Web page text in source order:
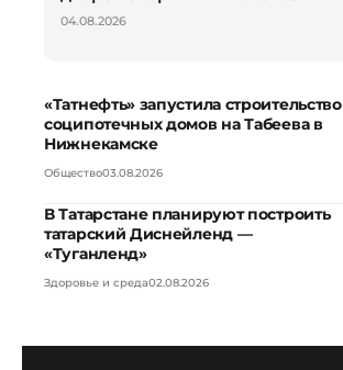
04.08.2026
«Татнефть» запустила строительство
соципотечных домов на Табеева в
Нижнекамске
Общество03.08.2026
В Татарстане планируют построить
татарский Диснейленд —
«Туганленд»
Здоровье и среда02.08.2026